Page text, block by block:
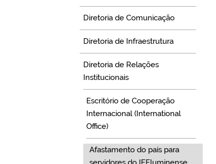
Diretoria de Comunicação
Diretoria de Infraestrutura
Diretoria de Relações
Institucionais
Escritório de Cooperação
Internacional (International
Office)
Afastamento do país para